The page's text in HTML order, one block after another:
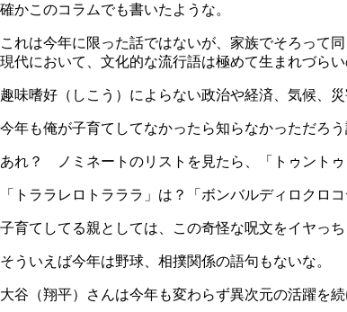
確かこのコラムでも書いたような。
これは今年に限った話ではないが、家族でそろって
現代において、文化的な流行語は極めて生まれづらい
趣味嗜好（しこう）によらない政治や経済、気候、
今年も俺が子育てしてなかったら知らなかっただろう
あれ？ ノミネートのリストを見たら、「トゥントゥ
「トララレロトラララ」は？「ボンバルディロクロ
子育てしてる親としては、この奇怪な呪文をイヤっ
そういえば今年は野球、相撲関係の語句もないな。
大谷（翔平）さんは今年も変わらず異次元の活躍を